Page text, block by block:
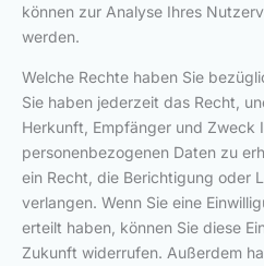
können zur Analyse Ihres
werden.
Welche Rechte haben Sie
Sie haben jederzeit das Recht,
Herkunft, Empfänger und Zweck
personenbezogenen Daten zu
ein Recht, die Berichtigung oder
verlangen. Wenn Sie eine
erteilt haben, können Sie diese
Zukunft widerrufen. Außerdem